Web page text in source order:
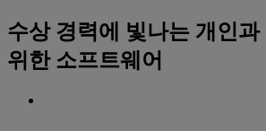
수상 경력에 빛나는 개인
위한 소프트웨어